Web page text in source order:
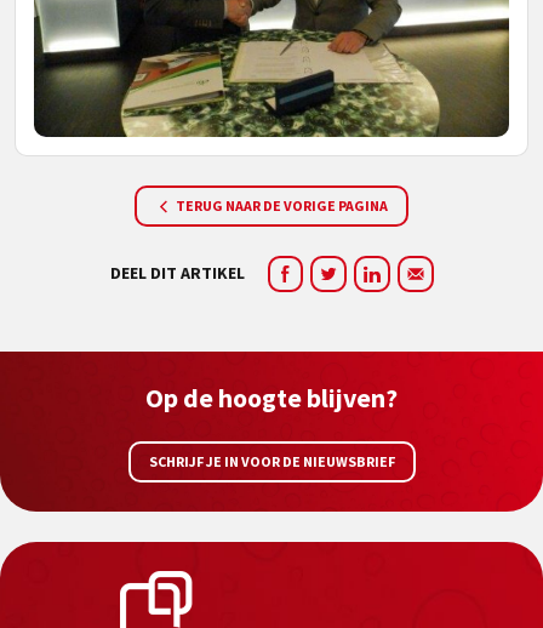
TERUG NAAR DE VORIGE PAGINA
DEEL DIT ARTIKEL
Op de hoogte blijven?
SCHRIJF JE IN VOOR DE NIEUWSBRIEF